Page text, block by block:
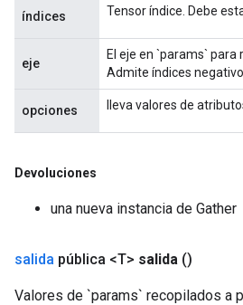
índices Tensor índice. Debe
eje
El eje en `params`
Admite índices
opciones lleva valores de
Devoluciones
una nueva instancia de Gather
salida pública <T> salida ()
Valores de `params` recopilados a